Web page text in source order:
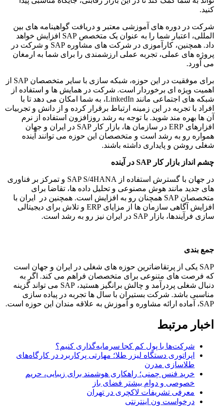
کنید.
شرکت در دوره های آموزشی معتبر و دریافت گواهینامه های بین
المللی، اعتبار شما را به عنوان یک متخصص SAP افزایش خواهد
داد. همچنین، کارآموزی در شرکت های مشاوره SAP و شرکت در
پروژه های عملی، تجربه عملی ارزشمندی را برای شما به ارمغان
می آورد.
برای موفقیت در این حوزه، شبکه سازی با سایر متخصصان SAP از
اهمیت ویژه ای برخوردار است. شرکت در همایش ها و استفاده از
شبکه های اجتماعی مانند LinkedIn، به شما امکان می دهد تا با
افراد با تجربه در این زمینه ارتباط برقرار کرده و از دانش و تجربیات
آن ها بهره مند شوید. با توجه به رشد روزافزون استفاده از نرم
افزارهای ERP در سازمان ها، بازار کار SAP در ایران و جهان
همواره رو به رشد است و متخصصان این حوزه می توانند آینده
شغلی روشن و پایداری داشته باشند.
چشم انداز بازار کار در آینده
در جهان با گسترش استفاده از SAP S/4HANA و تمرکز بر فناوری
های جدید مانند هوش مصنوعی و تحلیل داده ها، تقاضا برای
متخصصان SAP همچنان رو به افزایش است. همچنین در ایران با
افزایش آگاهی سازمان ها از مزایای ERP و تلاش برای دیجیتالی
سازی فرآیندها، بازار SAP در ایران نیز رو به رشد است.
جمع بندی
SAP یکی از پرتقاضاترین حوزه های شغلی در ایران و جهان است
که فرصت های متنوعی برای متخصصان فراهم می کند. اگر به
دنبال شغلی پردرآمد و چالش برانگیز هستید، SAP می تواند گزینه
مناسبی باشد. شرکت بستیران با سال ها تجربه در پیاده سازی
SAP، آماده ارائه مشاوره و آموزش به علاقه مندان این حوزه است.
اخبار مرتبط
شرکت‌ها با پول کم کجا سرمایه‌گذاری کنیم؟
اپراتوری دستگاه لیزر طلا؛ مهارتی پرکاربرد در کارگاه‌های
طلاسازی مدرن
خرید فنس چمنی؛ راهکاری هوشمند برای زیبایی، حریم
خصوصی و دوام بیشتر فضای باز
معرفی تشریفات لاکچری در تهران
درخواست ون اینترنتی